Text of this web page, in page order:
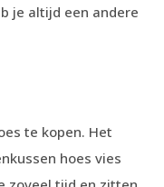
je altijd een andere
te kopen. Het
hoes vies